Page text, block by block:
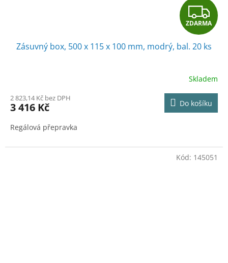
Z
D
A
R
M
A
ZDARMA
Zásuvný box, 500 x 115 x 100 mm, modrý, bal. 20 ks
Skladem
2 823,14 Kč bez DPH
3 416 Kč Do košíku
Regálová přepravka
Kód: 145051